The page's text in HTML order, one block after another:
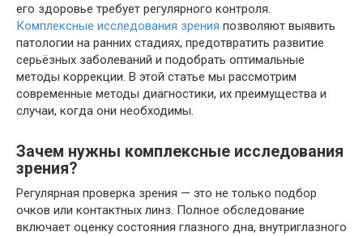
его здоровье требует регулярного контроля.
Комплексные исследования зрения позволяют выявить
патологии на ранних стадиях, предотвратить развитие
серьёзных заболеваний и подобрать оптимальные
методы коррекции. В этой статье мы рассмотрим
современные методы диагностики, их преимущества и
случаи, когда они необходимы.
Зачем нужны комплексные исследования
зрения?
Регулярная проверка зрения — это не только подбор
очков или контактных линз. Полное обследование
включает оценку состояния глазного дна, внутриглазного